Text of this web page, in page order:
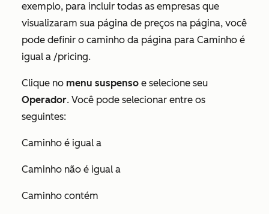
exemplo, para incluir todas as empresas que
visualizaram sua página de preços na página, você
pode definir o caminho da página para Caminho é
igual a /pricing.
Clique no menu suspenso e selecione seu
Operador. Você pode selecionar entre os
seguintes:
Caminho é igual a
Caminho não é igual a
Caminho contém